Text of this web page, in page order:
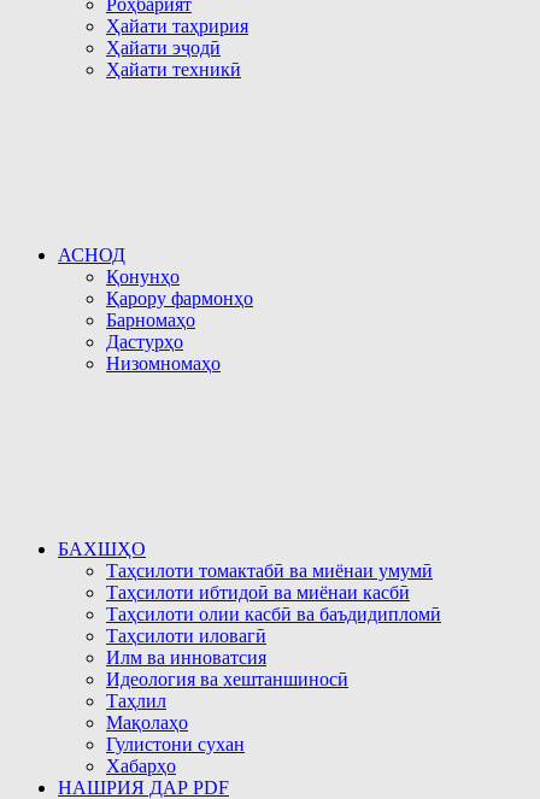
Роҳбарият
Ҳайати таҳририя
Ҳайати эҷодӣ
Ҳайати техникӣ
АСНОД
Қонунҳо
Қарору фармонҳо
Барномаҳо
Дастурҳо
Низомномаҳо
БАХШҲО
Таҳсилоти томактабӣ ва миёнаи умумӣ
Таҳсилоти ибтидоӣ ва миёнаи касбӣ
Таҳсилоти олии касбӣ ва баъдидипломӣ
Таҳсилоти иловагӣ
Илм ва инноватсия
Идеология ва хештаншиносӣ
Таҳлил
Мақолаҳо
Гулистони сухан
Хабарҳо
НАШРИЯ ДАР PDF